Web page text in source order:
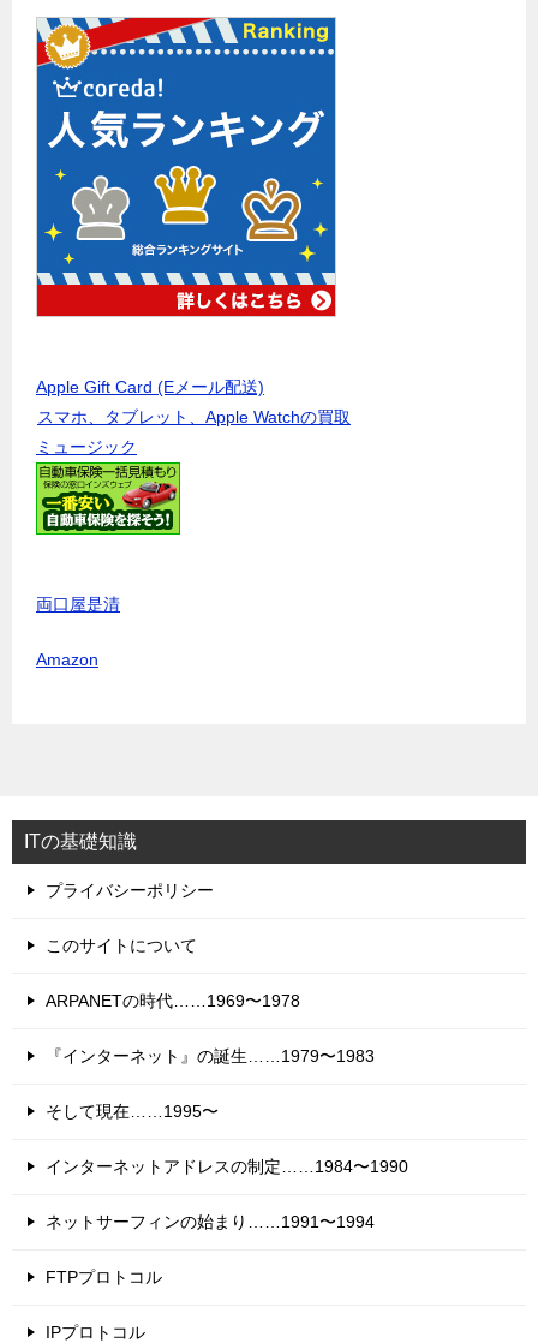
Apple Gift Card (Eメール配送)
スマホ、タブレット、Apple Watchの買取
ミュージック
両口屋是清
Amazon
ITの基礎知識
プライバシーポリシー
このサイトについて
ARPANETの時代……1969〜1978
『インターネット』の誕生……1979〜1983
そして現在……1995〜
インターネットアドレスの制定……1984〜1990
ネットサーフィンの始まり……1991〜1994
FTPプロトコル
IPプロトコル